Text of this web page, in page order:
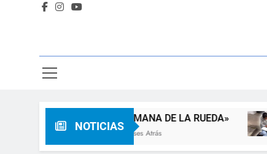
NOTICIAS
«SEMANA DE LA RUEDA»
3 Meses Atrás